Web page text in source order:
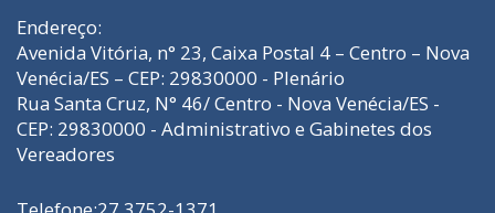
Endereço:
Avenida Vitória, n° 23, Caixa Postal 4 – Centro – Nova
Venécia/ES – CEP: 29830000 - Plenário
Rua Santa Cruz, N° 46/ Centro - Nova Venécia/ES -
CEP: 29830000 - Administrativo e Gabinetes dos
Vereadores